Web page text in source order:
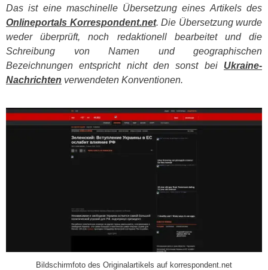
Das ist eine maschinelle Übersetzung eines Artikels des
Onlineportals Korrespondent.net. Die Übersetzung wurde
weder überprüft, noch redaktionell bearbeitet und die
Schreibung von Namen und geographischen
Bezeichnungen entspricht nicht den sonst bei Ukraine-
Nachrichten verwendeten Konventionen.
Bildschirmfoto des Originalartikels auf korrespondent.net